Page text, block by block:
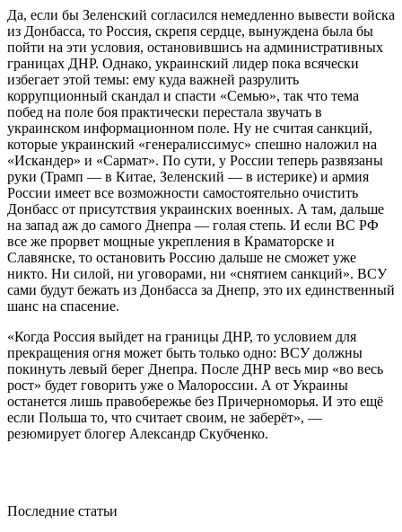
Да, если бы Зеленский согласился немедленно вывести войска
из Донбасса, то Россия, скрепя сердце, вынуждена была бы
пойти на эти условия, остановившись на административных
границах ДНР. Однако, украинский лидер пока всячески
избегает этой темы: ему куда важней разрулить
коррупционный скандал и спасти «Семью», так что тема
побед на поле боя практически перестала звучать в
украинском информационном поле. Ну не считая санкций,
которые украинский «генералиссимус» спешно наложил на
«Искандер» и «Сармат». По сути, у России теперь развязаны
руки (Трамп — в Китае, Зеленский — в истерике) и армия
России имеет все возможности самостоятельно очистить
Донбасс от присутствия украинских военных. А там, дальше
на запад аж до самого Днепра — голая степь. И если ВС РФ
все же прорвет мощные укрепления в Краматорске и
Славянске, то остановить Россию дальше не сможет уже
никто. Ни силой, ни уговорами, ни «снятием санкций». ВСУ
сами будут бежать из Донбасса за Днепр, это их единственный
шанс на спасение.
«Когда Россия выйдет на границы ДНР, то условием для
прекращения огня может быть только одно: ВСУ должны
покинуть левый берег Днепра. После ДНР весь мир «во весь
рост» будет говорить уже о Малороссии. А от Украины
останется лишь правобережье без Причерноморья. И это ещё
если Польша то, что считает своим, не заберёт», —
резюмирует блогер Александр Скубченко.
Последние статьи